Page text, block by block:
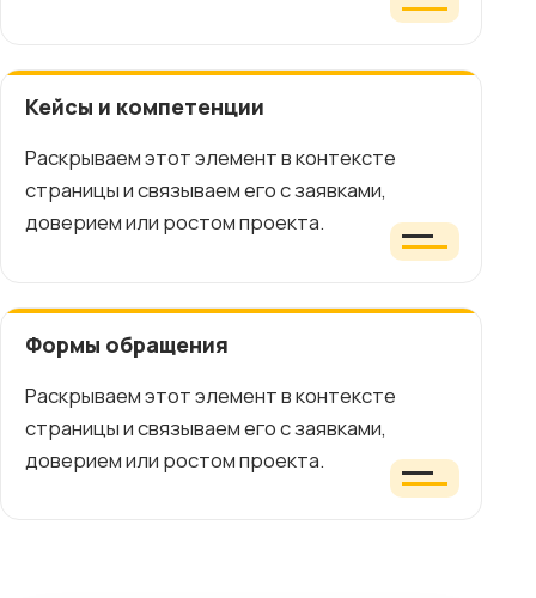
Кейсы и компетенции
Раскрываем этот элемент в контексте
страницы и связываем его с заявками,
доверием или ростом проекта.
Формы обращения
Раскрываем этот элемент в контексте
страницы и связываем его с заявками,
доверием или ростом проекта.